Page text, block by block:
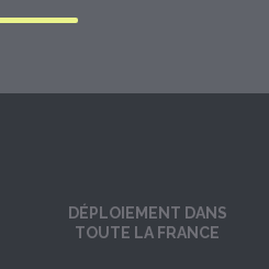
DÉPLOIEMENT DANS
TOUTE LA FRANCE